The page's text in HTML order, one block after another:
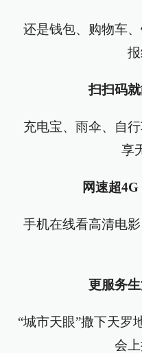
还是钱包、购物车
扫扫码
充电宝、雨伞、自
享
网速超
手机在线看高清电
更服务
“城市天眼”撒下天罗
会